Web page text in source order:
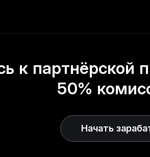
к партнёрской
50%
Начать